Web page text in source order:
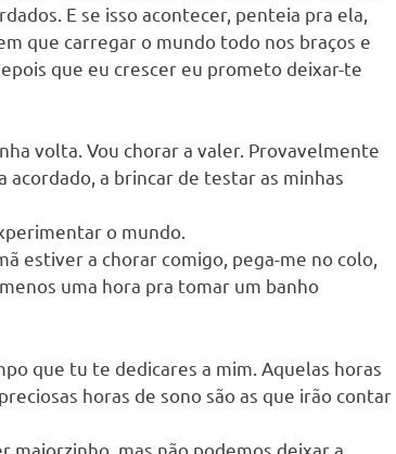
E se isso acontecer, penteia pra ela,
que carregar o mundo todo nos braços e
que eu crescer eu prometo deixar-te
volta. Vou chorar a valer. Provavelmente
a brincar de testar as minhas
o mundo.
estiver a chorar comigo, pega-me no colo,
uma hora pra tomar um banho
que tu te dedicares a mim. Aquelas horas
horas de sono são as que irão contar
maiorzinho, mas não podemos deixar a